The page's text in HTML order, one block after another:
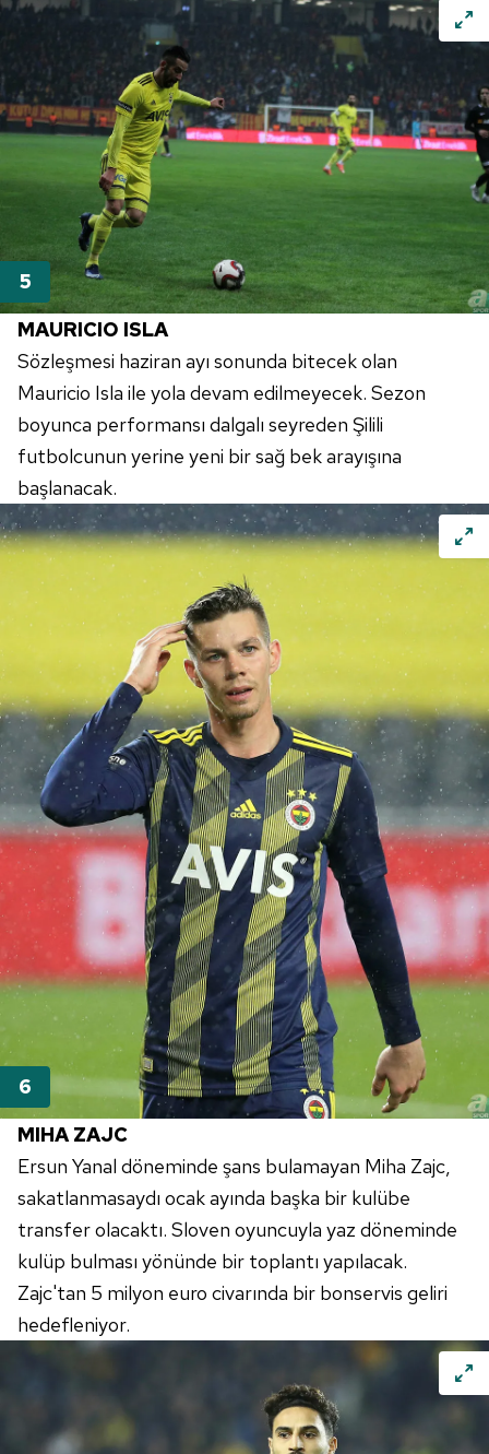
MAURICIO ISLA
Sözleşmesi haziran ayı sonunda bitecek olan
Mauricio Isla ile yola devam edilmeyecek. Sezon
boyunca performansı dalgalı seyreden Şilili
futbolcunun yerine yeni bir sağ bek arayışına
başlanacak.
MIHAZAJC
Ersun Yanal döneminde şans bulamayan Miha Zajc,
sakatlanmasaydı ocak ayında başka bir kulübe
transfer olacaktı. Sloven oyuncuyla yaz döneminde
kulüp bulması yönünde bir toplantı yapılacak.
Zajc'tan 5 milyon euro civarında bir bonservis geliri
hedefleniyor.